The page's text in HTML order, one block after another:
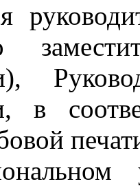
в